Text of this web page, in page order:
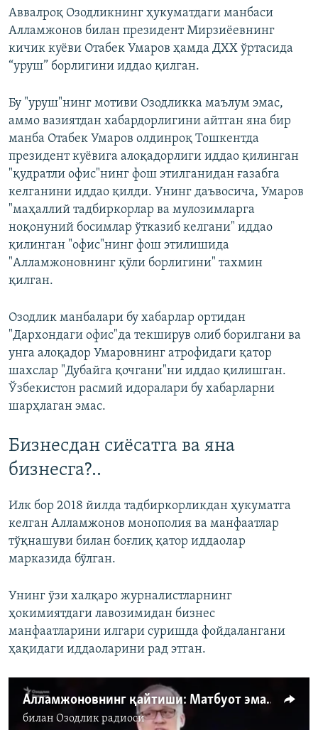
Аввалроқ Озодликнинг ҳукуматдаги манбаси
Алламжонов билан президент Мирзиёевнинг
кичик куёви Отабек Умаров ҳамда ДХХ ўртасида
“уруш” борлигини иддао қилган.
Бу "уруш"нинг мотиви Озодликка маълум эмас,
аммо вазиятдан хабардорлигини айтган яна бир
манба Отабек Умаров олдинроқ Тошкентда
президент куёвига алоқадорлиги иддао қилинган
"қудратли офис"нинг фош этилганидан ғазабга
келганини иддао қилди. Унинг даъвосича, Умаров
"маҳаллий тадбиркорлар ва мулозимларга
ноқонуний босимлар ўтказиб келгани" иддао
қилинган "офис"нинг фош этилишида
"Алламжоновнинг қўли борлигини" тахмин
қилган.
Озодлик манбалари бу хабарлар ортидан
"Дархондаги офис"да текширув олиб борилгани ва
унга алоқадор Умаровнинг атрофидаги қатор
шахслар "Дубайга қочгани"ни иддао қилишган.
Ўзбекистон расмий идоралари бу хабарларни
шарҳлаган эмас.
Бизнесдан сиёсатга ва яна
бизнесга?..
Илк бор 2018 йилда тадбиркорликдан ҳукуматга
келган Алламжонов монополия ва манфаатлар
тўқнашуви билан боғлиқ қатор иддаолар
марказида бўлган.
Унинг ўзи халқаро журналистларнинг
ҳокимиятдаги лавозимидан бизнес
манфаатларини илгари суришда фойдалангани
ҳақидаги иддаоларини рад этган.
Алламжоновнинг қайтиши: Матбуот эмас, 'мафкура котиби'
билан Озодлик радиоси